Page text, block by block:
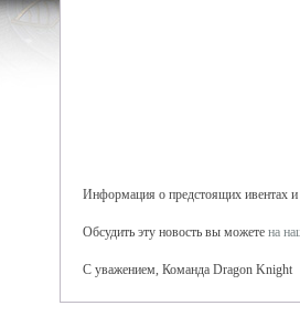
Информация о предстоящих ивентах и
Обсудить эту новость вы можете на
С уважением, Команда Dragon Knight